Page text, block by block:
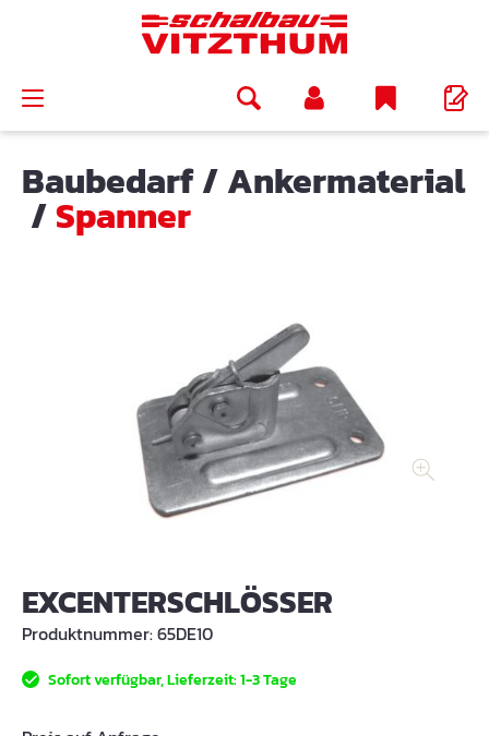
Baubedarf/Ankermaterial
/Spanner
EXCENTERSCHLÖSSER
Produktnummer:65DE10
Sofort verfügbar, Lieferzeit: 1-3 Tage